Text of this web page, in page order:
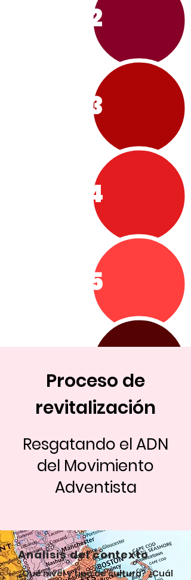
2
3
4
5
Proceso de
revitalización
Resgatando el ADN
del Movimiento
Adventista
Análisis del contexto
¿Qué nivel y tipo de cultura? ¿Cuál